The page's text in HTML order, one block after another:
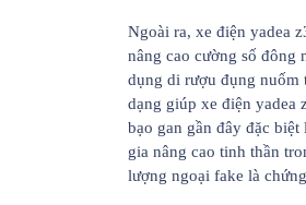
Ngoài ra, xe điện yadea
nâng cao cường số đông
dụng di rượu đụng nuốm
dạng giúp xe điện yadea
bạo gan gần đây đặc
gia nâng cao tinh thần
lượng ngoại fake là